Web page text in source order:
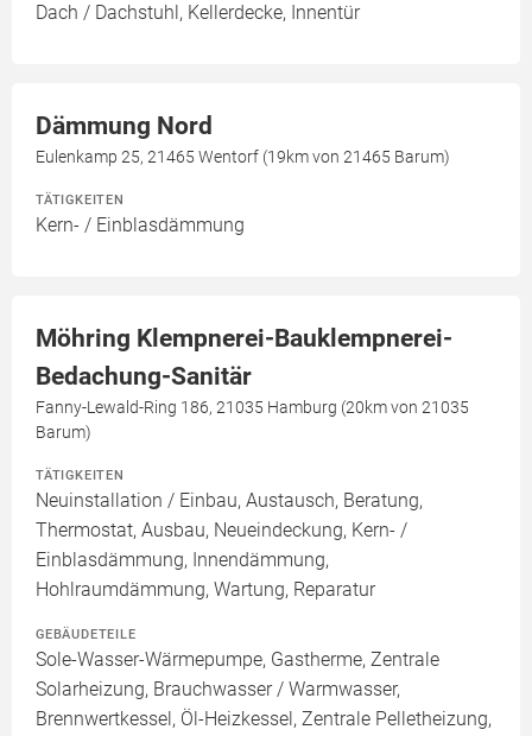
Dach / Dachstuhl, Kellerdecke, Innentür
Dämmung Nord
Eulenkamp 25, 21465 Wentorf (19km von 21465 Barum)
TÄTIGKEITEN
Kern- / Einblasdämmung
Möhring Klempnerei-Bauklempnerei-
Bedachung-Sanitär
Fanny-Lewald-Ring 186, 21035 Hamburg (20km von 21035
Barum)
TÄTIGKEITEN
Neuinstallation / Einbau, Austausch, Beratung,
Thermostat, Ausbau, Neueindeckung, Kern- /
Einblasdämmung, Innendämmung,
Hohlraumdämmung, Wartung, Reparatur
GEBÄUDETEILE
Sole-Wasser-Wärmepumpe, Gastherme, Zentrale
Solarheizung, Brauchwasser / Warmwasser,
Brennwertkessel, Öl-Heizkessel, Zentrale Pelletheizung,